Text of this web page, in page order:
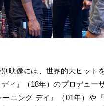
映像には、世界的大ヒット
ィ』（18年）のプロデュー
ーニング デイ』（01年）や